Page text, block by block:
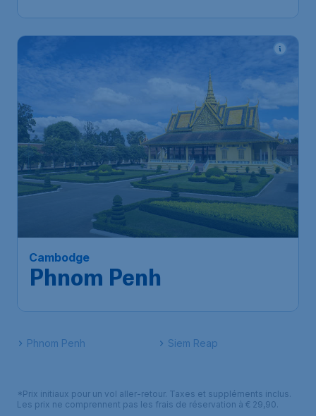
Cambodge
Phnom Penh
Phnom Penh Siem Reap
*Prix initiaux pour un vol aller-retour. Taxes et suppléments inclus.
Les prix ne comprennent pas les frais de réservation à € 29,90.